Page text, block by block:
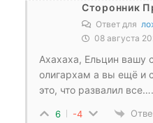
Сторонник
Ответ для
08 августа
Ахахаха, Ельцин вашу
олигархам а вы ещё и
это, что развалил
6 -4